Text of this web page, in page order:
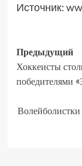
Источник:
Предыдущий
Хоккеисты
победителями